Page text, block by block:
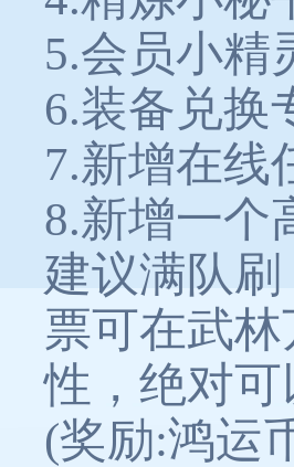
5.会员小精
6.装备兑换
7.新增在线
8.新增一个
建议满队
票可在武
性，绝对
(奖励:鸿运